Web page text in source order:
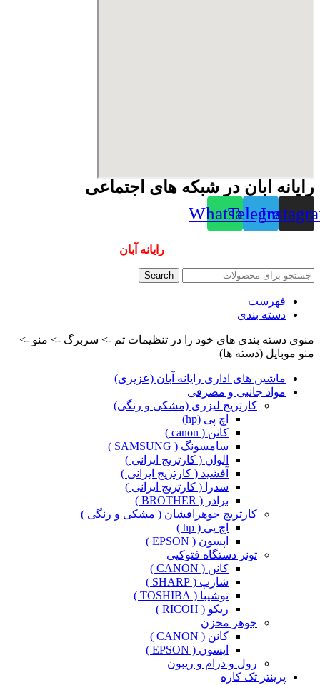
رایانه آبان در شبکه های اجتماعی
Telegram
Whatsapp
رایانه آبان
Search
فهرست
دسته بندی
منوی دسته بندی های خود را در تنظیمات تم -> سربرگ -> منو ->
منو موبایل (دسته ها)
ماشین های اداری رایانه آبان (عزیزی)
مواد جانبی و مصرفی
کارتریج لیزری (مشکی و رنگی)
اچ پی (hp)
کانن ( canon )
سامسونگ ( SAMSUNG )
الوان ( کارتریج ایرانی )
آفشید ( کارتریج ایرانی )
سدرا ( کارتریج ایرانی )
برادر ( BROTHER )
کارتریج جوهرافشان ( مشکی و رنگی )
اچ پی ( hp )
اپسون ( EPSON )
تونر دستگاه فتوکپی
کانن ( CANON )
شارپ ( SHARP )
توشیبا ( TOSHIBA )
ریکو ( RICOH )
جوهر مخزن
کانن ( CANON )
اپسون ( EPSON )
رول و درام و ریبون
پرینتر تک کاره